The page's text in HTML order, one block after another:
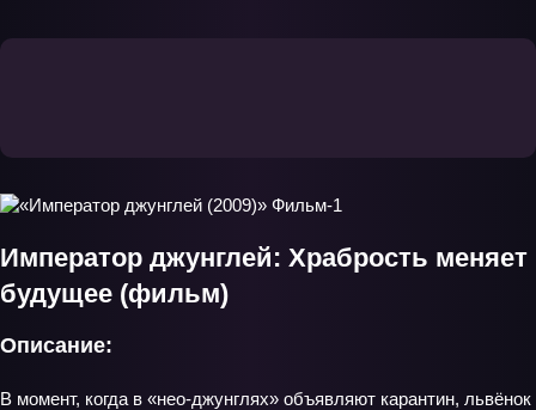
Император джунглей: Храбрость меняет
будущее (фильм)
Описание:
В момент, когда в «нео‑джунглях» объявляют карантин, львёнок